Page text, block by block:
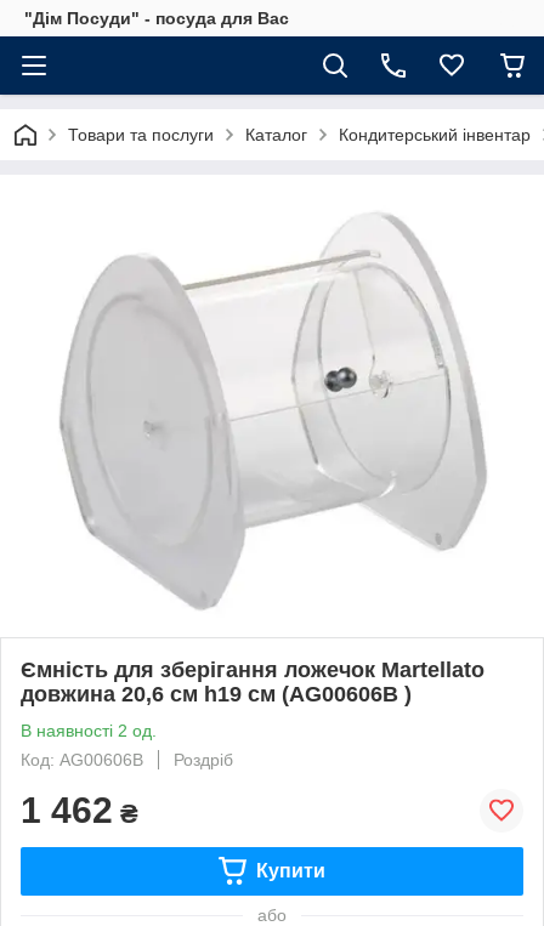
"Дім Посуди" - посуда для Вас
Товари та послуги Каталог Кондитерський інвентар
Ємність для зберігання ложечок Martellato
довжина 20,6 см h19 см (AG00606B )
В наявності 2 од.
Код: AG00606B
Роздріб
1 462 ₴
Купити
або